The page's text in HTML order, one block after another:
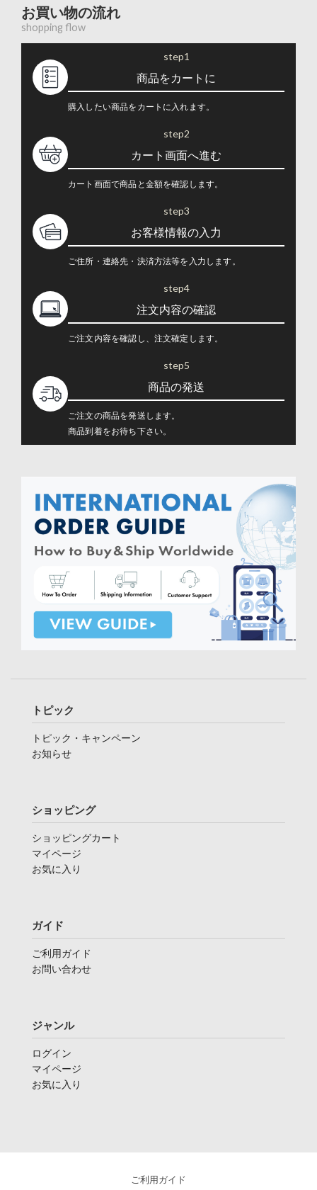
お買い物の流れ
shopping flow
step1
商品をカートに
購入したい商品をカートに入れます。
step2
カート画面へ進む
カート画面で商品と金額を確認します。
step3
お客様情報の入力
ご住所・連絡先・決済方法等を入力します。
step4
注文内容の確認
ご注文内容を確認し、注文確定します。
step5
商品の発送
ご注文の商品を発送します。
商品到着をお待ち下さい。
トピック
トピック・キャンペーン
お知らせ
ショッピング
ショッピングカート
マイページ
お気に入り
ガイド
ご利用ガイド
お問い合わせ
ジャンル
ログイン
マイページ
お気に入り
ご利用ガイド